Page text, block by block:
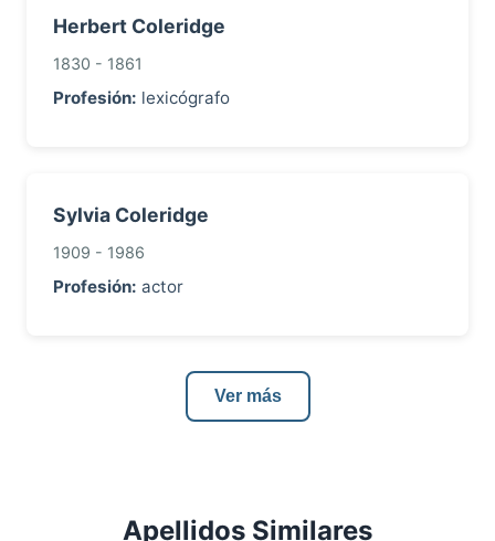
Herbert Coleridge
1830 - 1861
Profesión: lexicógrafo
Sylvia Coleridge
1909 - 1986
Profesión: actor
Ver más
Apellidos Similares